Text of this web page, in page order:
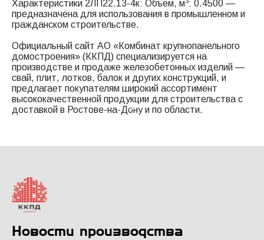
Характеристики 2ЛП22.13-4к: Объем, м : 0.4500 —
предназначена для использования в промышленном и
гражданском строительстве.
Официальный сайт АО «Комбинат крупнопанельного
домостроения» (ККПД) специализируется на
производстве и продаже железобетонных изделий —
свай, плит, лотков, балок и других конструкций, и
предлагает покупателям широкий ассортимент
высококачественной продукции для строительства с
доставкой в Ростове-на-Дону и по области.
Новости производства